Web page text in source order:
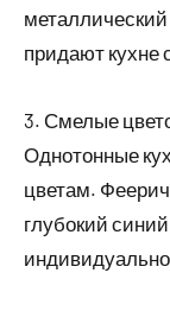
придают кухне
3. Смелые
Однотонные
цветам.
глубокий